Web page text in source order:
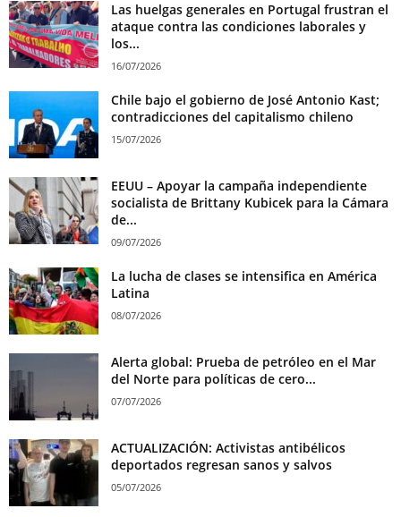
Las huelgas generales en Portugal frustran el
ataque contra las condiciones laborales y
los...
16/07/2026
Chile bajo el gobierno de José Antonio Kast;
contradicciones del capitalismo chileno
15/07/2026
EEUU – Apoyar la campaña independiente
socialista de Brittany Kubicek para la Cámara
de...
09/07/2026
La lucha de clases se intensifica en América
Latina
08/07/2026
Alerta global: Prueba de petróleo en el Mar
del Norte para políticas de cero...
07/07/2026
ACTUALIZACIÓN: Activistas antibélicos
deportados regresan sanos y salvos
05/07/2026